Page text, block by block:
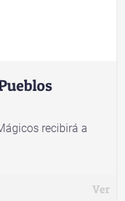
recibirá a
Ver